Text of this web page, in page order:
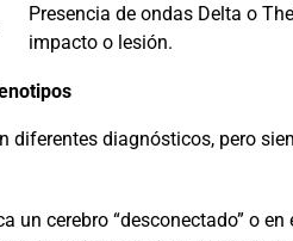
Presencia de ondas Delta o
impacto o lesión.
diferentes diagnósticos, pero
un cerebro “desconectado” o